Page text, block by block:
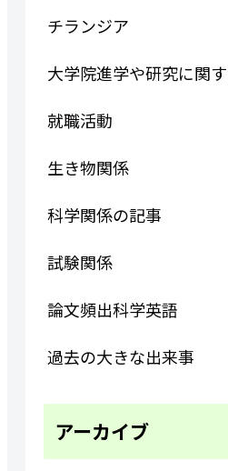
チランジア
大学院進学や研究に関
就職活動
生き物関係
科学関係の記事
試験関係
論文頻出科学英語
過去の大きな出来事
アーカイブ